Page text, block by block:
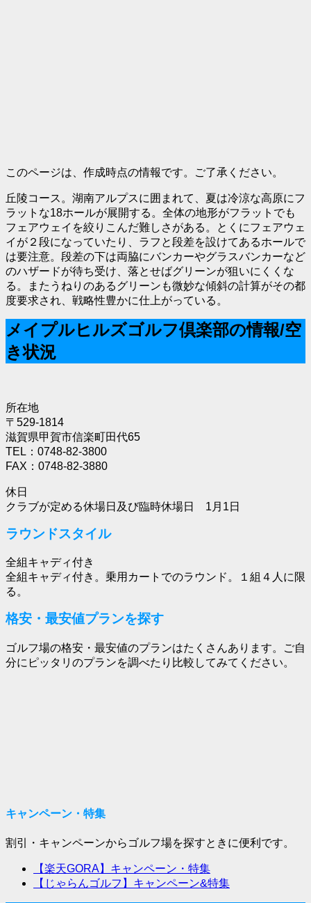
このページは、作成時点の情報です。ご了承ください。
丘陵コース。湖南アルプスに囲まれて、夏は冷涼な高原にフ
ラットな18ホールが展開する。全体の地形がフラットでも
フェアウェイを絞りこんだ難しさがある。とくにフェアウェ
イが２段になっていたり、ラフと段差を設けてあるホールで
は要注意。段差の下は両脇にバンカーやグラスバンカーなど
のハザードが待ち受け、落とせばグリーンが狙いにくくな
る。またうねりのあるグリーンも微妙な傾斜の計算がその都
度要求され、戦略性豊かに仕上がっている。
メイプルヒルズゴルフ倶楽部の情報/空
き状況
所在地
〒529-1814
滋賀県甲賀市信楽町田代65
TEL：0748-82-3800
FAX：0748-82-3880
休日
クラブが定める休場日及び臨時休場日 1月1日
ラウンドスタイル
全組キャディ付き
全組キャディ付き。乗用カートでのラウンド。１組４人に限
る。
格安・最安値プランを探す
ゴルフ場の格安・最安値のプランはたくさんあります。ご自
分にピッタリのプランを調べたり比較してみてください。
キャンペーン・特集
割引・キャンペーンからゴルフ場を探すときに便利です。
【楽天GORA】キャンペーン・特集
【じゃらんゴルフ】キャンペーン&特集